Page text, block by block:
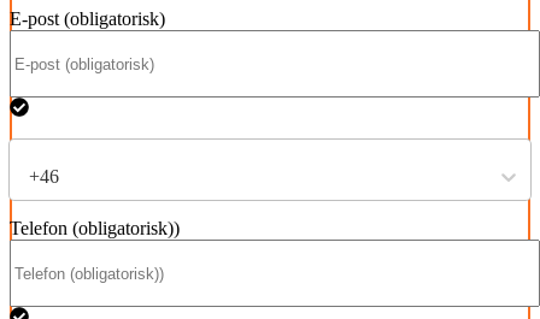
E-post (obligatorisk)
+46
Telefon (obligatorisk))